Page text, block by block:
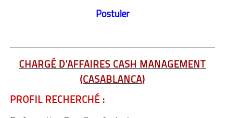
Postuler
CHARGÉ D’AFFAIRES CASH MANAGEMENT
(CASABLANCA)
PROFIL RECHERCHÉ :